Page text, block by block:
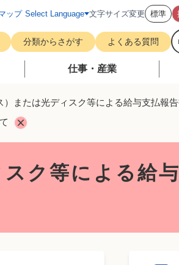
ップ Select Language 文字サイズ変更 標準
分類からさがす よくある質問
G
o
e
ム
仕事・産業
）または光ディスク等による給与支払報
ク等による給